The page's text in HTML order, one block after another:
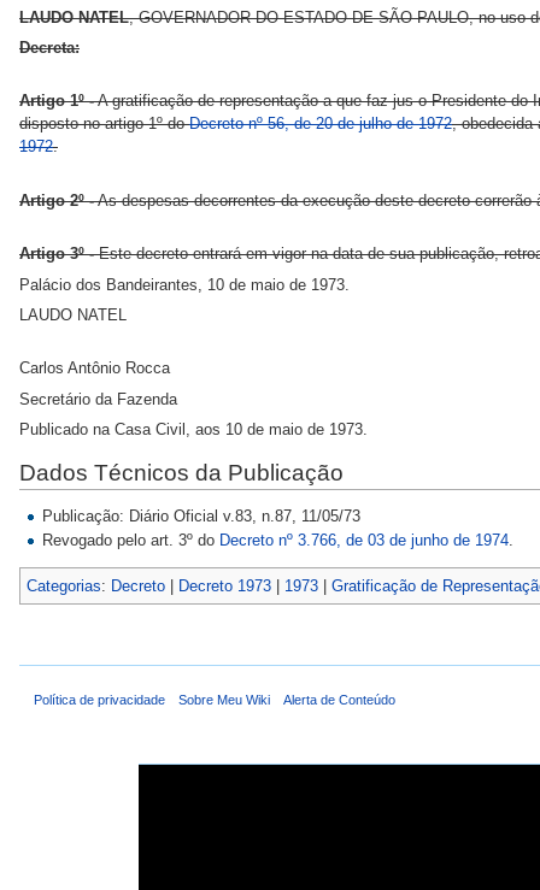
LAUDO NATEL, GOVERNADOR DO ESTADO DE SÃO PAULO, no uso
Decreta:
Artigo 1º -A gratificação de representação a que faz jus o Presidente
disposto no artigo 1º doDecreto nº 56, de 20 de julho de 1972, obedecida
1972.
Artigo 2º -As despesas decorrentes da execução deste decreto
Artigo 3º -Este decreto entrará em vigor na data de sua publicação,
Palácio dos Bandeirantes, 10 de maio de 1973.
LAUDO NATEL
Carlos Antônio Rocca
Secretário da Fazenda
Publicado na Casa Civil, aos 10 de maio de 1973.
Dados Técnicos da Publicação
Publicação: Diário Oficial v.83, n.87, 11/05/73
Revogado pelo art. 3º do Decreto nº 3.766, de 03 de junho de 1974.
Categorias: Decreto Decreto 1973 1973 Gratificação de
Política de privacidade Sobre Meu Wiki Alerta de Conteúdo